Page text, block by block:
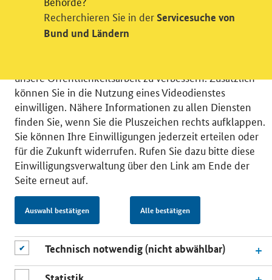
© 2026 Bundesministerium für Wirtschaft und Energie
RSS
Benutzerhinweise
Inhaltsverzeichnis
Impressum
Barrierefreiheit
Datenschutz
Einwilligungsverwaltung
Wir bitten Sie an dieser Stelle um Ihre Einwilligung für
verschiedene Zusatzdienste unserer Webseite: Wir
unsere Öffentlichkeitsarbeit zu verbessern. Zusätzlich
können Sie in die Nutzung eines Videodienstes
einwilligen. Nähere Informationen zu allen Diensten
finden Sie, wenn Sie die Pluszeichen rechts aufklappen.
Sie können Ihre Einwilligungen jederzeit erteilen oder
für die Zukunft widerrufen. Rufen Sie dazu bitte diese
Einwilligungsverwaltung über den Link am Ende der
Seite erneut auf.
Auswahl bestätigen Alle bestätigen
Technisch notwendig (nicht abwählbar)
Recherchieren Sie in der Servicesuche von
Bund und Ländern